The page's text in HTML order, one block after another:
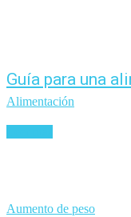
Guía para una
Alimentación
Aumento de peso